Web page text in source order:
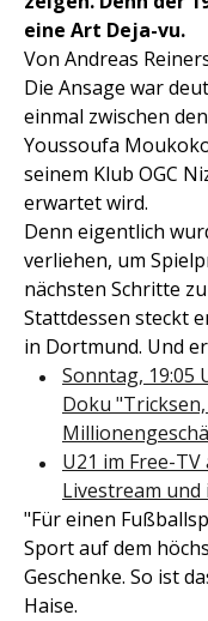
eine Art Deja-vu.
Von Andreas
Die Ansage war
einmal zwischen
Youssoufa
seinem Klub OGC
erwartet wird.
Denn eigentlich
verliehen, um
nächsten Schritte
Stattdessen steckt
in Dortmund. Und
Sonntag, 19:05
Doku
U21 im Free-
Livestream und
"Für einen
Sport auf dem
Geschenke. So ist
Haise.